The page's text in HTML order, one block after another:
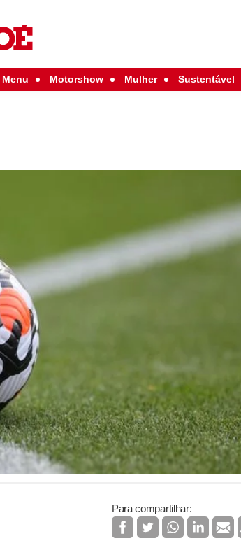
Menu Motorshow Mulher Sustentável
Para compartilhar: